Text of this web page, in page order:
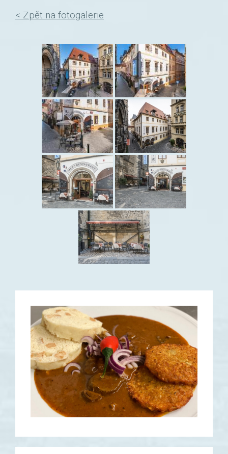
< Zpět na fotogalerie